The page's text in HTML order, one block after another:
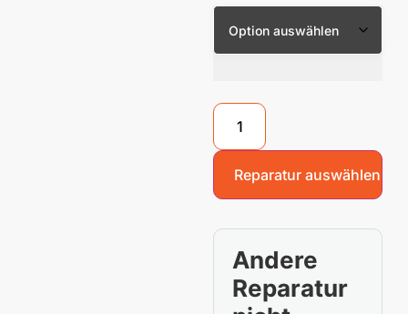
Reparatur auswählen
Andere
Reparatur